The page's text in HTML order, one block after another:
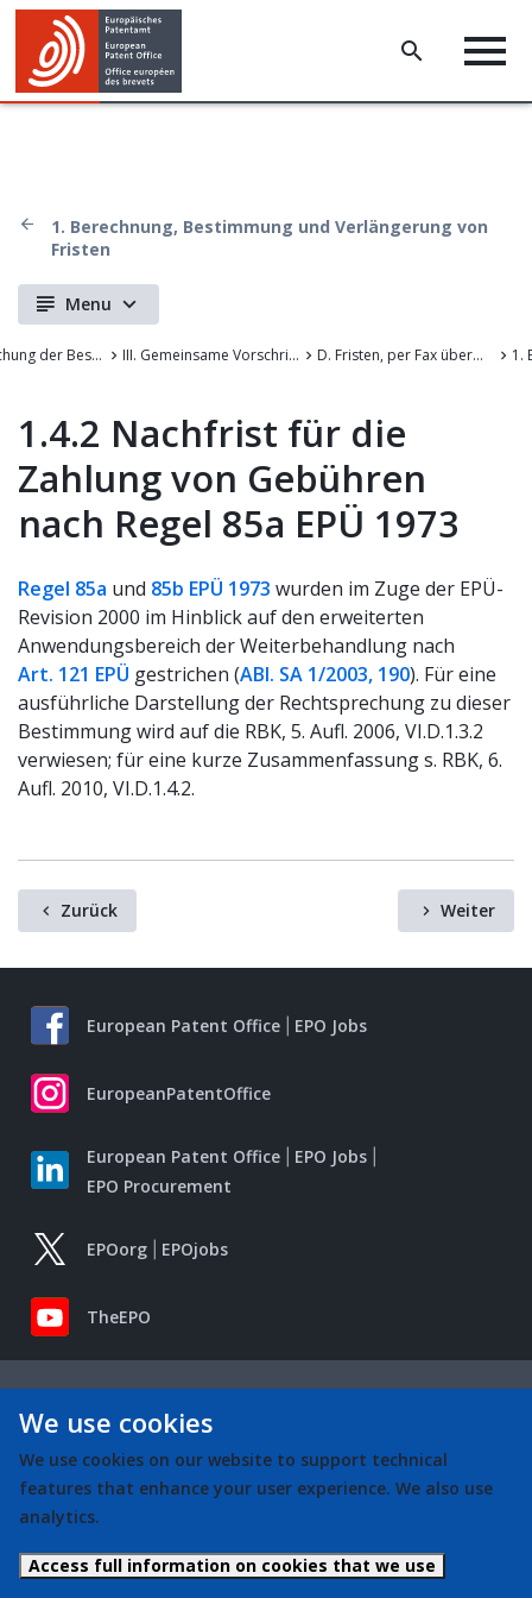
1. Berechnung, Bestimmung und Verlängerung von
Fristen
Menu
Rechtsprechung der Beschwerdekammern des Europäischen Patentamts III. Gemeinsame Vorschriften für die Verfahren vor dem EPA D. Fristen, per Fax übermittelte Unterlagen, Weiterbehandlung und Verfahrensunterbrechung
1.4.2 Nachfrist für die
Zahlung von Gebühren
nach Regel 85a EPÜ 1973
Regel 85a und 85b EPÜ 1973 wurden im Zuge der EPÜ-
Revision 2000 im Hinblick auf den erweiterten
Anwendungsbereich der Weiterbehandlung nach
Art. 121 EPÜ gestrichen (ABl. SA 1/2003, 190). Für eine
ausführliche Darstellung der Rechtsprechung zu dieser
Bestimmung wird auf die RBK, 5. Aufl. 2006, VI.D.1.3.2
verwiesen; für eine kurze Zusammenfassung s. RBK, 6.
Aufl. 2010, VI.D.1.4.2.
Zurück Weiter
European Patent Office EPO Jobs
EuropeanPatentOffice
European Patent Office
EPO Jobs
EPO Procurement
EPOorg EPOjobs
TheEPO
We use cookies
We use cookies on our website to support technical
features that enhance your user experience. We also use
analytics.
Access full information on cookies that we use